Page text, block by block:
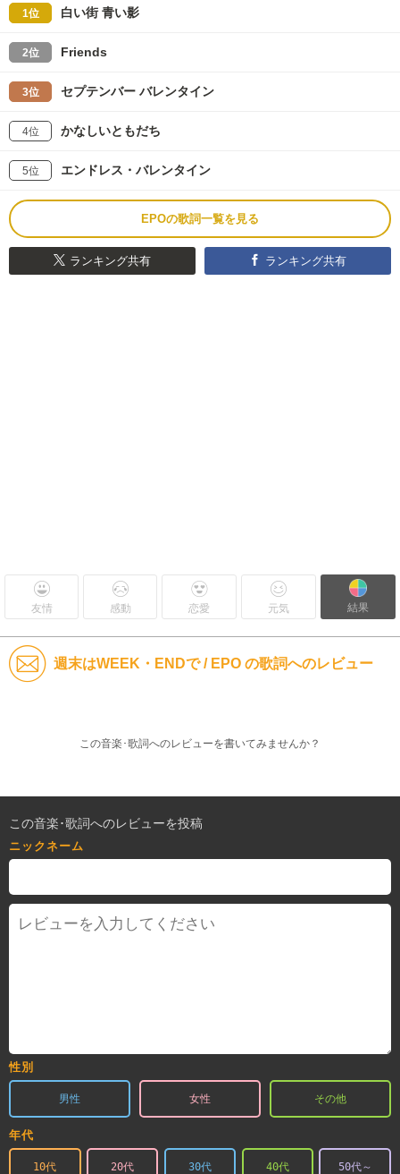
1位 白い街 青い影
2位 Friends
3位 セプテンバー バレンタイン
4位 かなしいともだち
5位 エンドレス・バレンタイン
EPOの歌詞一覧を見る
ランキング共有 ランキング共有
友情 感動 恋愛 元気 結果
週末はWEEK・ENDで / EPO の歌詞へのレビュー
この音楽･歌詞へのレビューを書いてみませんか？
この音楽･歌詞へのレビューを投稿
ニックネーム
性別
男性 女性 その他
年代
10代 20代 30代 40代 50代～